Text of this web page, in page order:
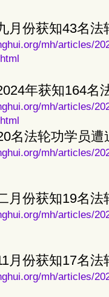
月份获知43名
mh/articles/
年获知164名
mh/articles/
名法轮功学员遭
mh/articles/
月份获知19名法
mh/articles/
月份获知17名
mh/articles/